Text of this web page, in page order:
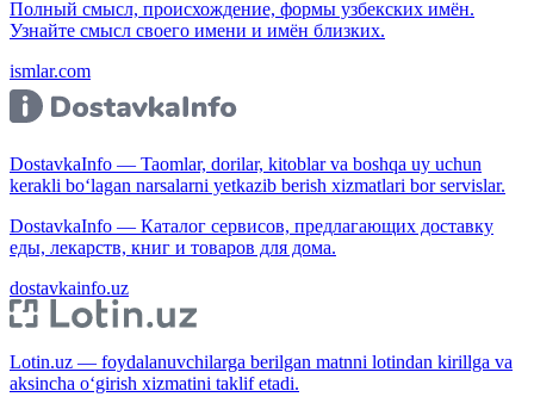
Полный смысл, происхождение, формы узбекских имён.
Узнайте смысл своего имени и имён близких.
ismlar.com
DostavkaInfo — Taomlar, dorilar, kitoblar va boshqa uy uchun
kerakli bo‘lagan narsalarni yetkazib berish xizmatlari bor servislar.
DostavkaInfo — Каталог сервисов, предлагающих доставку
еды, лекарств, книг и товаров для дома.
dostavkainfo.uz
Lotin.uz — foydalanuvchilarga berilgan matnni lotindan kirillga va
aksincha o‘girish xizmatini taklif etadi.